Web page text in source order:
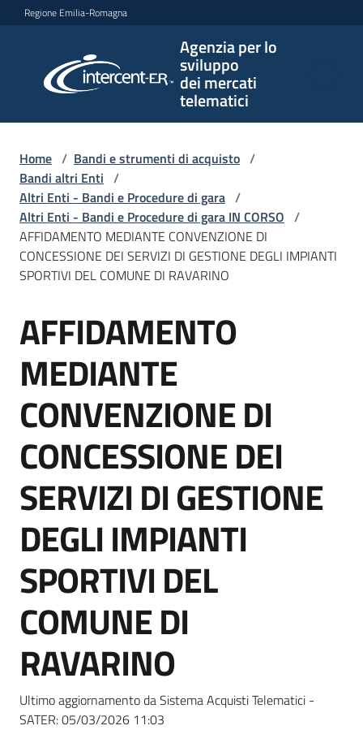
Vai al contenuto
Vai alla navigazione
Vai al footer
Regione Emilia-Romagna
Agenzia per lo
sviluppo
dei mercati
telematici
per lo
sviluppo
telematici
L'Agenzia
e
strumenti
acquisto
Supporto
Piattaforme
telematiche
English
site
Home / Bandi e strumenti di acquisto /
Bandi altri Enti /
Altri Enti - Bandi e Procedure di gara /
Altri Enti - Bandi e Procedure di gara IN CORSO /
AFFIDAMENTO MEDIANTE CONVENZIONE DI
CONCESSIONE DEI SERVIZI DI GESTIONE DEGLI IMPIANTI
SPORTIVI DEL COMUNE DI RAVARINO
Salta al contenuto
AFFIDAMENTO
MEDIANTE
CONVENZIONE DI
CONCESSIONE DEI
SERVIZI DI GESTIONE
DEGLI IMPIANTI
SPORTIVI DEL
COMUNE DI
RAVARINO
Ultimo aggiornamento da Sistema Acquisti Telematici -
SATER:05/03/2026 11:03